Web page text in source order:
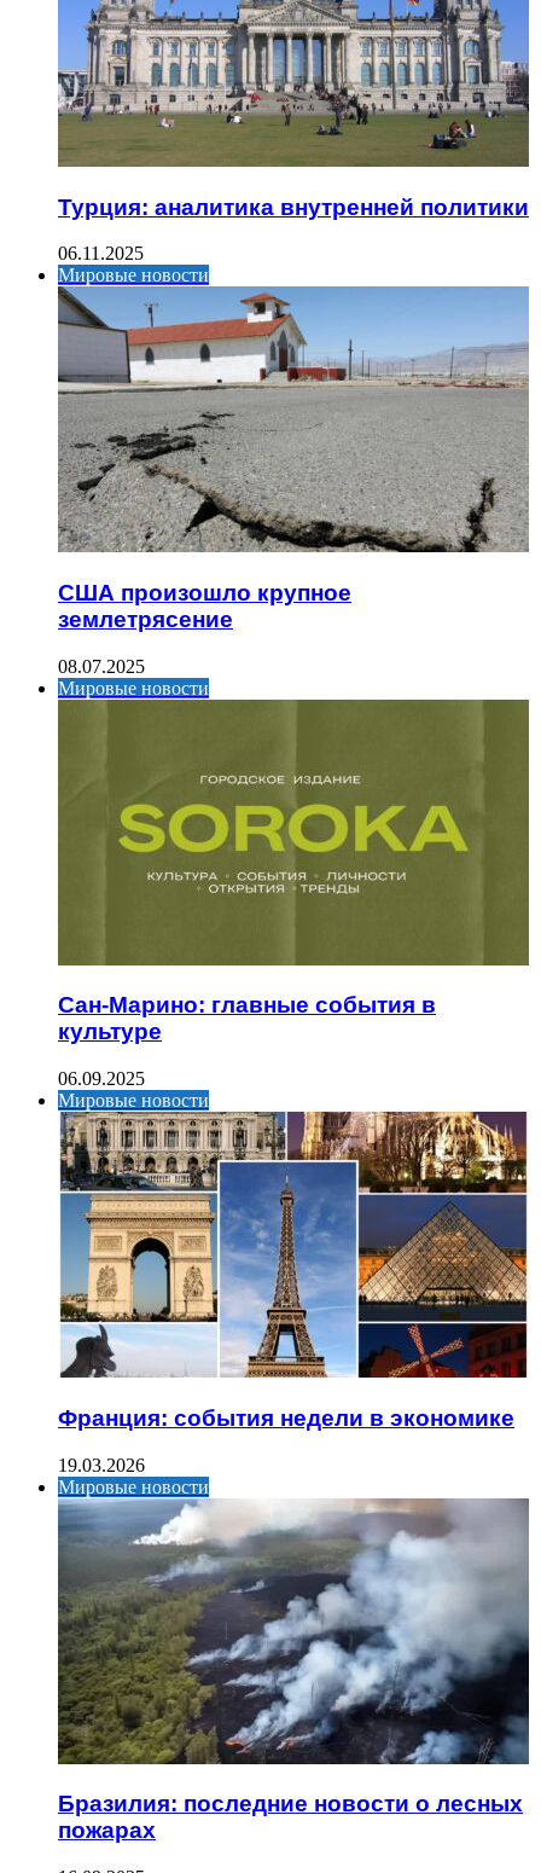
Турция: аналитика внутренней политики
06.11.2025
Мировые новости
США произошло крупное
землетрясение
08.07.2025
Мировые новости
Сан-Марино: главные события в
культуре
06.09.2025
Мировые новости
Франция: события недели в экономике
19.03.2026
Мировые новости
Бразилия: последние новости о лесных
пожарах